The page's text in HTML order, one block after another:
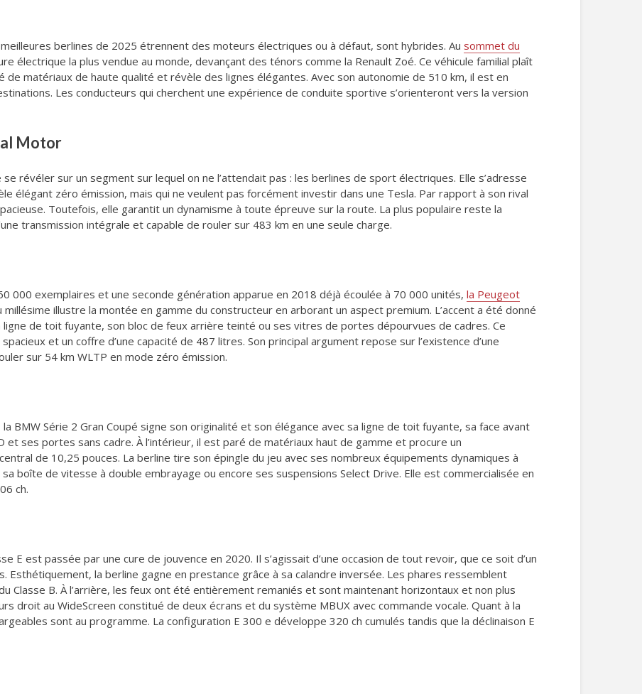
meilleures berlines de 2025 étrennent des moteurs électriques ou à défaut, sont hybrides. Au sommet du
électrique la plus vendue au monde, devançant des ténors comme la Renault Zoé. Ce véhicule familial plaît
de matériaux de haute qualité et révèle des lignes élégantes. Avec son autonomie de 510 km, il est en
Les conducteurs qui cherchent une expérience de conduite sportive s’orienteront vers la version
Motor
révéler sur un segment sur lequel on ne l’attendait pas : les berlines de sport électriques. Elle s’adresse
élégant zéro émission, mais qui ne veulent pas forcément investir dans une Tesla. Par rapport à son rival
Toutefois, elle garantit un dynamisme à toute épreuve sur la route. La plus populaire reste la
transmission intégrale et capable de rouler sur 483 km en une seule charge.
000 exemplaires et une seconde génération apparue en 2018 déjà écoulée à 70 000 unités, la Peugeot
millésime illustre la montée en gamme du constructeur en arborant un aspect premium. L’accent a été donné
ligne de toit fuyante, son bloc de feux arrière teinté ou ses vitres de portes dépourvues de cadres. Ce
et un coffre d’une capacité de 487 litres. Son principal argument repose sur l’existence d’une
sur 54 km WLTP en mode zéro émission.
BMW Série 2 Gran Coupé signe son originalité et son élégance avec sa ligne de toit fuyante, sa face avant
ses portes sans cadre. À l’intérieur, il est paré de matériaux haut de gamme et procure un
de 10,25 pouces. La berline tire son épingle du jeu avec ses nombreux équipements dynamiques à
boîte de vitesse à double embrayage ou encore ses suspensions Select Drive. Elle est commercialisée en
ch.
E est passée par une cure de jouvence en 2020. Il s’agissait d’une occasion de tout revoir, que ce soit d’un
Esthétiquement, la berline gagne en prestance grâce à sa calandre inversée. Les phares ressemblent
Classe B. À l’arrière, les feux ont été entièrement remaniés et sont maintenant horizontaux et non plus
droit au WideScreen constitué de deux écrans et du système MBUX avec commande vocale. Quant à la
sont au programme. La configuration E 300 e développe 320 ch cumulés tandis que la déclinaison E